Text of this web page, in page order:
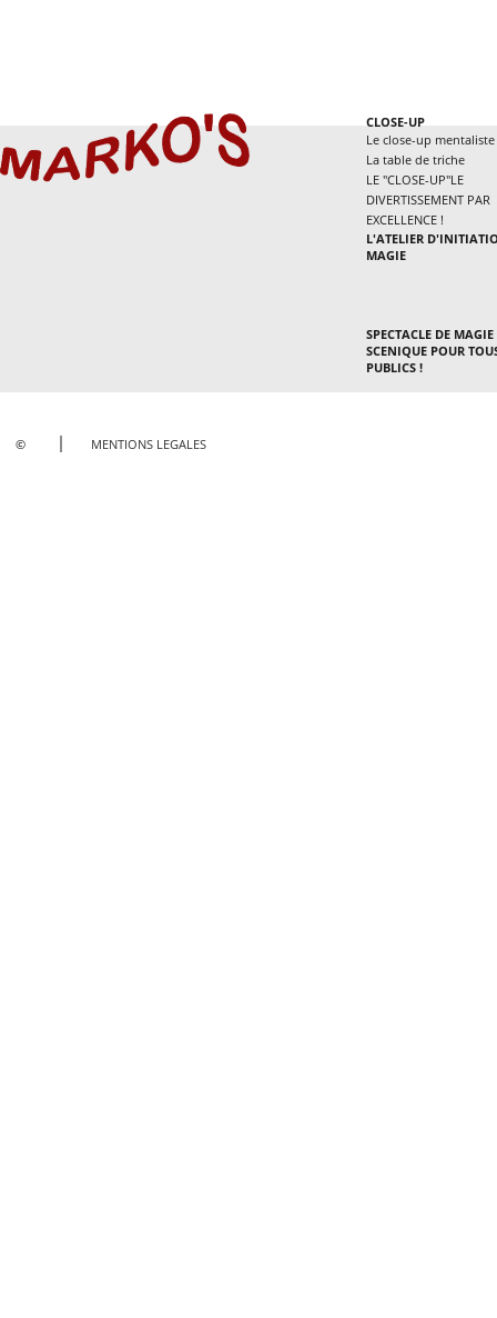
CLOSE-UP
Le close-up mentaliste
La table de triche
LE "CLOSE-UP"LE
DIVERTISSEMENT PAR
EXCELLENCE !
L'ATELIER
MAGIE
SPECTACLE DE MAGIE
SCENIQUE POUR
PUBLICS !
© MENTIONS LEGALES